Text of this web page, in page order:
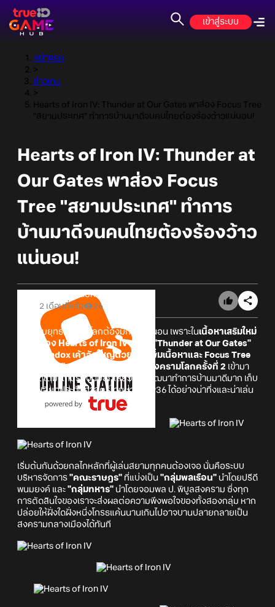
เข้าสู่ระบบ
หน้าแรก
>
ข่าวเกม
>
Hearts of Iron IV: Thunder at Our Gates พาส่อง Focus Tree
"สยามประเทศ" ทำการบ้านมาดีจนคนไทยต้องร้องว้าวแน่นอน!
Hearts of Iron IV: Thunder at
Our Gates พาส่อง Focus
Tree "สยามประเทศ" ทำการ
บ้านมาดีจนคนไทยต้องร้องว้าว
แน่นอน!
Online Station
2 เดือนที่แล้ว
26
แฟนเกมยุทธศาสตร์โลกต้องมีกรี๊ดแน่นอน เพราะในเนื้อหาเสริมใหม่
ล่าสุดของ Hearts of Iron IVอย่าง "Thunder at Our Gates"
ทาง Paradox เค้าจัดใหญ่ด้วยการเพิ่มเนื้อหาและ Focus Tree
"สยาม"หรือประเทศไทยในยุคสงครามโลกครั้งที่ 2 เข้ามา
แบบจัดเต็ม แถมรอบนี้บอกเลยว่าทีมพัฒนาทำการบ้านมาดีมาก เก็บ
รายละเอียดประวัติศาสตร์ไทยช่วงปี 1936 ได้อย่างน่าทึ่งและน่าเล่น
เริ่มต้นกันด้วยกลไกหลักที่ผู้เล่นสยามทุกคนต้องเจอ นั่นคือระบบ
บริหารจัดการ "คณะราษฎร" ที่แบ่งเป็น "กลุ่มพลเรือน" นำโดยปรีดี
พนมยงค์ และ "กลุ่มทหาร" นำโดยจอมพล ป. พิบูลสงคราม ซึ่งทุก
การตัดสินใจของเราจะส่งผลต่อความพึงพอใจของทั้งสองกลุ่ม หาก
ปล่อยให้ฝั่งใดฝั่งหนึ่งโกรธแค้นนานเกินไปอาจบานปลายกลายเป็น
สงครามกลางเมืองได้ทันที